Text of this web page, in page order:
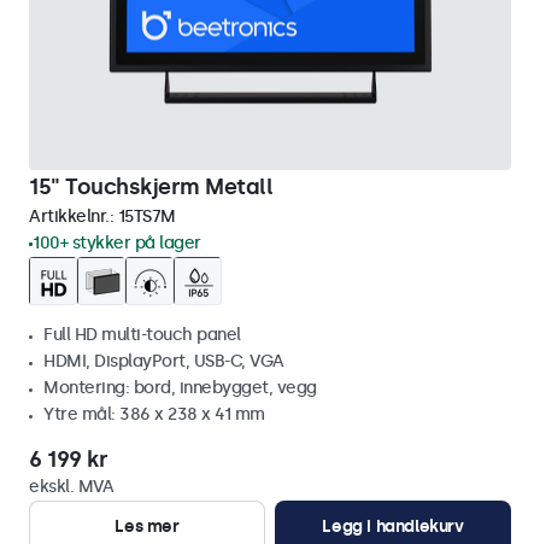
15" Touchskjerm Metall
Artikkelnr.: 15TS7M
100+ stykker på lager
Full HD multi-touch panel
HDMI, DisplayPort, USB-C, VGA
Montering: bord, innebygget, vegg
Ytre mål: 386 x 238 x 41 mm
6 199 kr
ekskl. MVA
Les mer
Legg i handlekurv